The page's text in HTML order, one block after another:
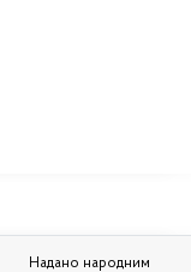
Надано народним